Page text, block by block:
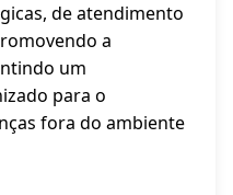
de atendimento
a
um
para o
fora do ambiente